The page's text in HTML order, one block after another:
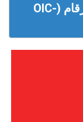
دول منظمة التعاون الإسلامي في أرقام (OIC-